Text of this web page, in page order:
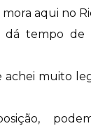
aqui no
dá tempo de
achei muito